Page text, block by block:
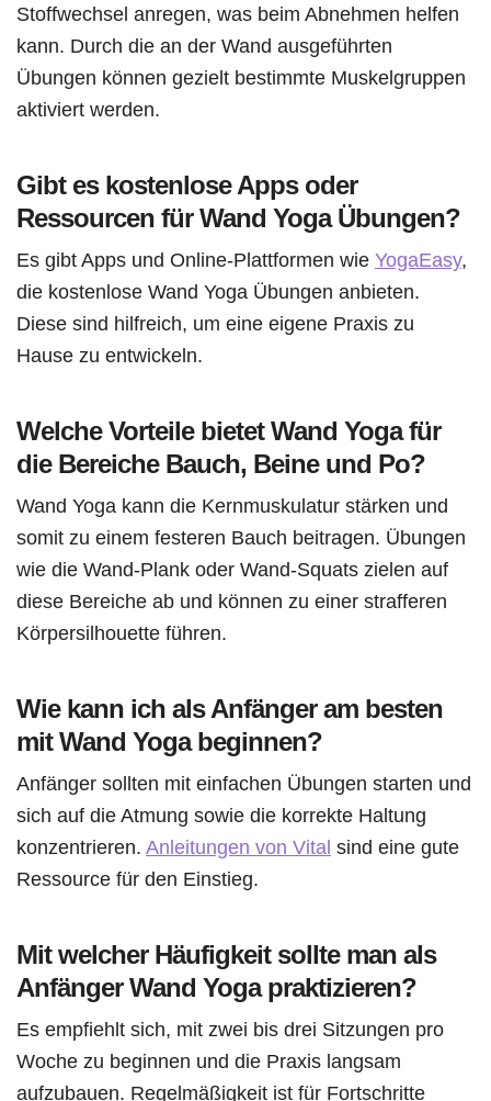
Stoffwechsel anregen, was beim Abnehmen helfen
kann. Durch die an der Wand ausgeführten
Übungen können gezielt bestimmte Muskelgruppen
aktiviert werden.
Gibt es kostenlose Apps oder
Ressourcen für Wand Yoga Übungen?
Es gibt Apps und Online-Plattformen wie YogaEasy,
die kostenlose Wand Yoga Übungen anbieten.
Diese sind hilfreich, um eine eigene Praxis zu
Hause zu entwickeln.
Welche Vorteile bietet Wand Yoga für
die Bereiche Bauch, Beine und Po?
Wand Yoga kann die Kernmuskulatur stärken und
somit zu einem festeren Bauch beitragen. Übungen
wie die Wand-Plank oder Wand-Squats zielen auf
diese Bereiche ab und können zu einer strafferen
Körpersilhouette führen.
Wie kann ich als Anfänger am besten
mit Wand Yoga beginnen?
Anfänger sollten mit einfachen Übungen starten und
sich auf die Atmung sowie die korrekte Haltung
konzentrieren. Anleitungen von Vital sind eine gute
Ressource für den Einstieg.
Mit welcher Häufigkeit sollte man als
Anfänger Wand Yoga praktizieren?
Es empfiehlt sich, mit zwei bis drei Sitzungen pro
Woche zu beginnen und die Praxis langsam
aufzubauen. Regelmäßigkeit ist für Fortschritte